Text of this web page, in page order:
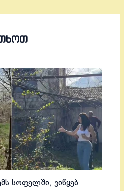
სოფელში, ვიწყებ